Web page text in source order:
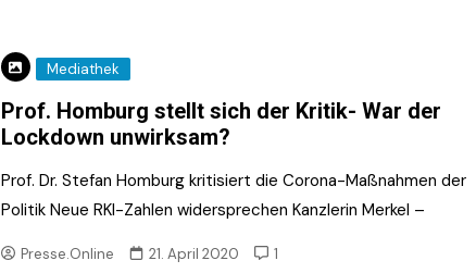
Mediathek
Prof. Homburg stellt sich der Kritik- War der
Lockdown unwirksam?
Prof. Dr. Stefan Homburg kritisiert die Corona-Maßnahmen der
Politik Neue RKI-Zahlen widersprechen Kanzlerin Merkel –
Presse.Online 21. April 2020 1